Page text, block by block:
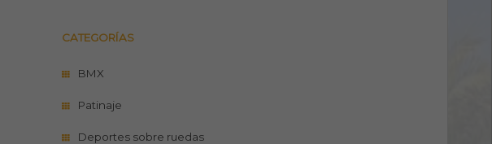
CATEGORÍAS
BMX
Patinaje
Deportes sobre ruedas